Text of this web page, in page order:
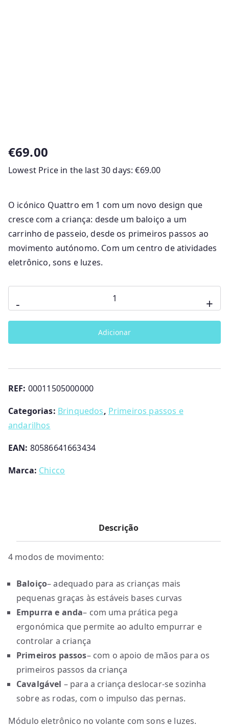
€69.00
Lowest Price in the last 30 days:€69.00
O icónico Quattro em 1 com um novo design que
cresce com a criança: desde um baloiço a um
carrinho de passeio, desde os primeiros passos ao
movimento autónomo. Com um centro de atividades
eletrônico, sons e luzes.
-
de
Billy
+
Adicionar
REF: 00011505000000
Categorias: Brinquedos, Primeiros passos e
andarilhos
EAN: 80586641663434
Marca: Chicco
Descrição
4 modos de movimento:
Baloiço– adequado para as crianças mais
pequenas graças às estáveis bases curvas
Empurra e anda– com uma prática pega
ergonómica que permite ao adulto empurrar e
controlar a criança
Primeiros passos– com o apoio de mãos para os
primeiros passos da criança
Cavalgável – para a criança deslocar-se sozinha
sobre as rodas, com o impulso das pernas.
Módulo eletrônico no volante com sons e luzes.